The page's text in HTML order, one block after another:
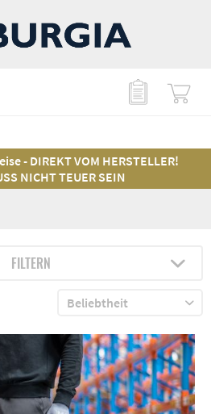
- DIREKT VOM HERSTELLER!
NICHT TEUER SEIN
FILTERN